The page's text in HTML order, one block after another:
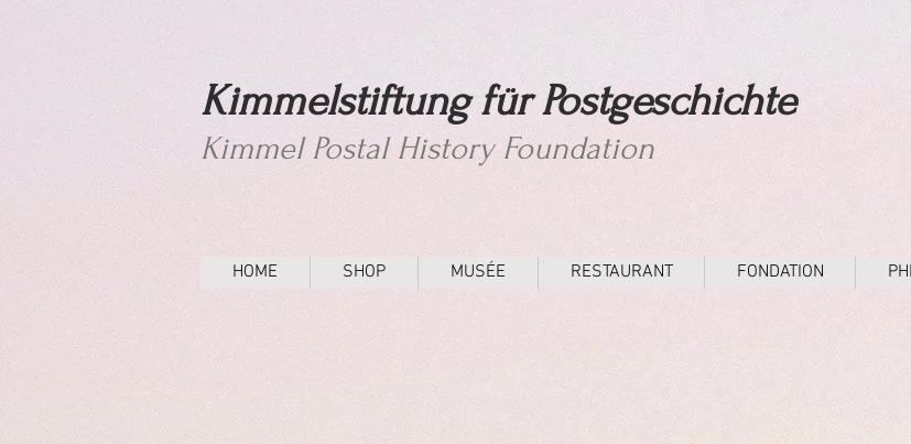
Kimmelstiftung für Postgeschichte
Kimmel Postal History Foundation
HOME SHOP MUSÉE RESTAURANT FONDATION